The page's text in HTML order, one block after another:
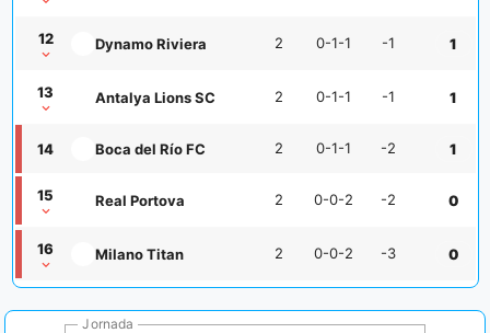
12 Dynamo Riviera 2 0-1-1 -1 1
13 Antalya Lions SC 2 0-1-1 -1 1
14 Boca del Río FC 2 0-1-1 -2 1
15 Real Portova 2 0-0-2 -2 0
16 Milano Titan 2 0-0-2 -3 0
Jornada